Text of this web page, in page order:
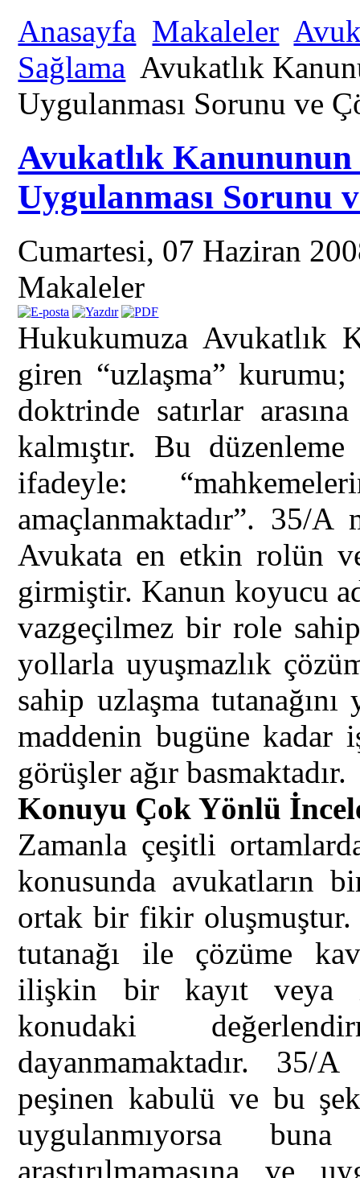
Anasayfa Makaleler
Sağlama Avukatlık
Uygulanması Sorunu ve
Avukatlık
Uygulanması Sorunu
Cumartesi, 07 Haziran
Makaleler
Hukukumuza Avukatlık
giren “uzlaşma”
doktrinde satırlar
kalmıştır. Bu
ifadeyle:
amaçlanmaktadır”. 35/
Avukata en etkin rolün
girmiştir. Kanun koyucu
vazgeçilmez bir role
yollarla uyuşmazlık
sahip uzlaşma tutanağını
maddenin bugüne kadar
görüşler ağır basmaktadır.
Konuyu Çok Yönlü
Zamanla çeşitli
konusunda avukatların
ortak bir fikir oluşmuştur.
tutanağı ile çözüme
ilişkin bir kayıt veya
konudaki
dayanmamaktadır. 35/A
peşinen kabulü ve bu
uygulanmıyorsa
araştırılmamasına ve